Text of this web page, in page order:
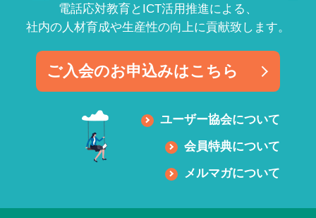
電話応対教育とICT活用推進による、
社内の人材育成や生産性の向上に貢献致します。
ご入会のお申込みはこちら
ユーザー協会について
会員特典について
メルマガについて